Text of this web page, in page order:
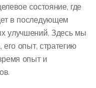
состояние, где
в последующем
улучшений. Здесь мы
его опыт, стратегию
опыт и